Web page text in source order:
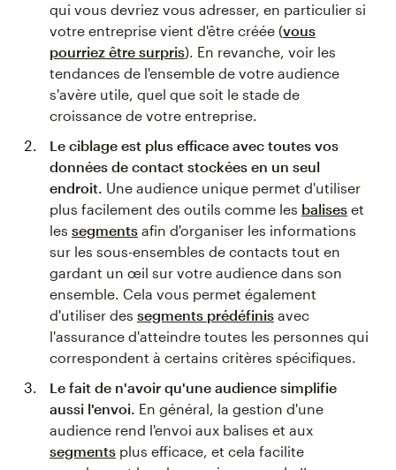
qui vous devriez vous adresser, en particulier si
votre entreprise vient d'être créée (vous
pourriez être surpris). En revanche, voir les
tendances de l'ensemble de votre audience
s'avère utile, quel que soit le stade de
croissance de votre entreprise.
Le ciblage est plus efficace avec toutes vos
données de contact stockées en un seul
endroit. Une audience unique permet d'utiliser
plus facilement des outils comme les balises et
les segments afin d'organiser les informations
sur les sous-ensembles de contacts tout en
gardant un œil sur votre audience dans son
ensemble. Cela vous permet également
d'utiliser des segments prédéfinis avec
l'assurance d'atteindre toutes les personnes qui
correspondent à certains critères spécifiques.
Le fait de n'avoir qu'une audience simplifie
aussi l'envoi. En général, la gestion d'une
audience rend l'envoi aux balises et aux
segments plus efficace, et cela facilite